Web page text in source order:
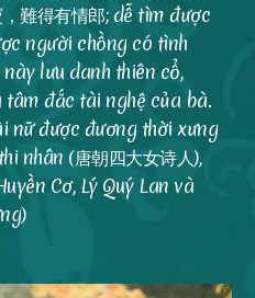
難得有情郎; dễ tìm được
người chồng có tình
lưu danh thiên cổ,
đắc tài nghệ của bà.
nữ được đương thời xưng
nhân (唐朝四大女诗人),
Cơ, Lý Quý Lan và